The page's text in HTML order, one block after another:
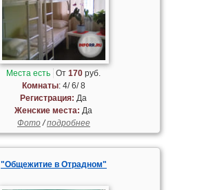
Места есть От170 руб.
Комнаты: 4/ 6/ 8
Регистрация: Да
Женские места: Да
Фото/подробнее
"Общежитие в Отрадном"